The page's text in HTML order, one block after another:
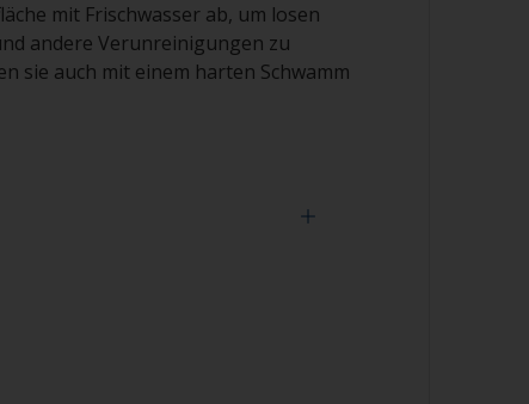
mit Frischwasser ab, um losen
andere Verunreinigungen zu
sie auch mit einem harten Schwamm